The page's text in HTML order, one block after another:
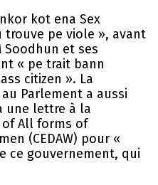
kot ena Sex
trouve pe viole », avant
Soodhun et ses
« pe trait bann
citizen ». La
Parlement a aussi
une lettre à la
All forms of
(CEDAW) pour «
ce gouvernement, qui